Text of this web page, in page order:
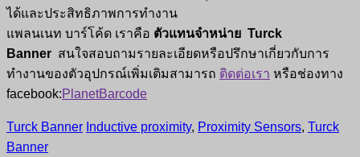
ได้และประสิทธิภาพการทำงาน
แพลนเนท บาร์โค้ด เราคือ ตัวแทนจำหน่าย Turck
Banner สนใจสอบถามรายละเอียดหรือปรึกษาเกี่ยวกับการ
ทำงานของตัวอุปกรณ์เพิ่มเติมสามารถ ติดต่อเรา หรือช่องทาง
facebook:PlanetBarcode
Turck Banner Inductive proximity, Proximity Sensors, Turck
Banner